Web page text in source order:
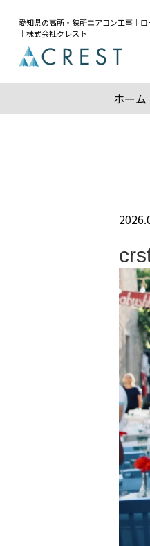
愛知県の高所・狭所エアコン工事｜
｜株式会社クレスト
ホーム